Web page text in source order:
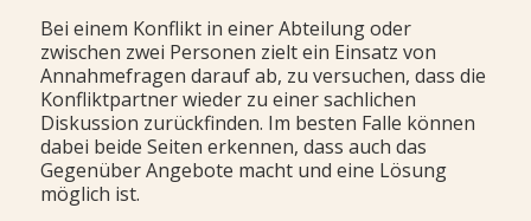
Bei einem Konflikt in einer Abteilung oder
zwischen zwei Personen zielt ein Einsatz von
Annahmefragen darauf ab, zu versuchen, dass die
Konfliktpartner wieder zu einer sachlichen
Diskussion zurückfinden. Im besten Falle können
dabei beide Seiten erkennen, dass auch das
Gegenüber Angebote macht und eine Lösung
möglich ist.